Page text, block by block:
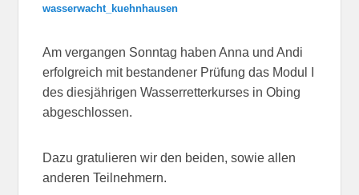
wasserwacht_kuehnhausen
Am vergangen Sonntag haben Anna und Andi
erfolgreich mit bestandener Prüfung das Modul I
des diesjährigen Wasserretterkurses in Obing
abgeschlossen.
Dazu gratulieren wir den beiden, sowie allen
anderen Teilnehmern.